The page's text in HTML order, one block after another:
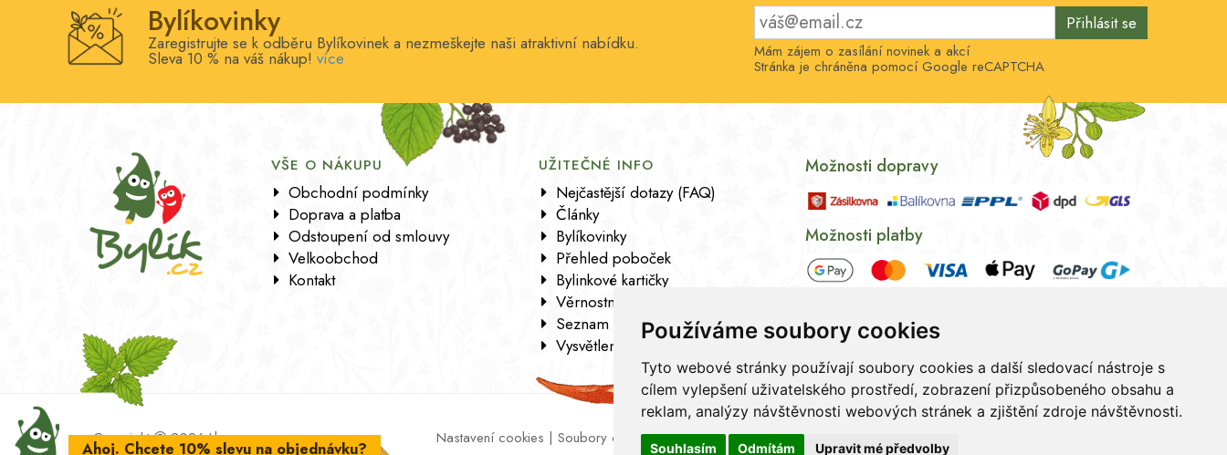
Používáme soubory cookies
Tyto webové stránky používají soubory cookies a další sledovací nástroje s
cílem vylepšení uživatelského prostředí, zobrazení přizpůsobeného obsahu a
reklam, analýzy návštěvnosti webových stránek a zjištění zdroje návštěvnosti.
Souhlasím Odmítám Upravit mé předvolby
Bylíkovinky
Zaregistrujte se k odběru Bylíkovinek a nezmeškejte naši atraktivní nabídku.
Sleva 10 % na váš nákup! více
Přihlásit se
Mám zájem o zasílání novinek a akcí
Stránka je chráněna pomocí Google reCAPTCHA
VŠE O NÁKUPU
Obchodní podmínky
Doprava a platba
Odstoupení od smlouvy
Velkoobchod
Kontakt
UŽITEČNÉ INFO
Nejčastější dotazy (FAQ)
Články
Bylíkovinky
Přehled poboček
Bylinkové kartičky
Věrnostní program
Seznam sortimentu
Vysvětlení analytických údajů
Možnosti dopravy
Možnosti platby
Copyright 2026 Lbros s.r.o. Nastavení cookies | Soubory cookies|Zásady zpracování osobních údajů
Ahoj. Chcete 10% slevu na objednávku?